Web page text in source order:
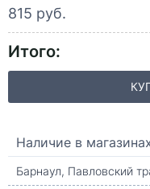
815 руб.
Итого:
Наличие в
Барнаул, Павловский